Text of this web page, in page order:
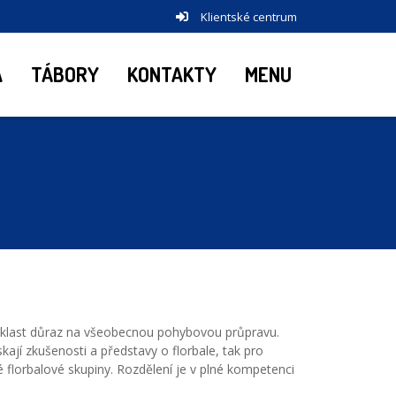
Klientské centrum
TÁBORY KONTAKTY MENU
důraz na všeobecnou pohybovou průpravu.
zkušenosti a představy o florbale, tak pro
skupiny. Rozdělení je v plné kompetenci